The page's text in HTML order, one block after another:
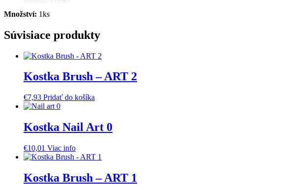
Množství: 1ks
Súvisiace produkty
Kostka Brush – ART 2
€7,93 Pridať do košíka
Kostka Nail Art 0
€10,01 Viac info
Kostka Brush – ART 1